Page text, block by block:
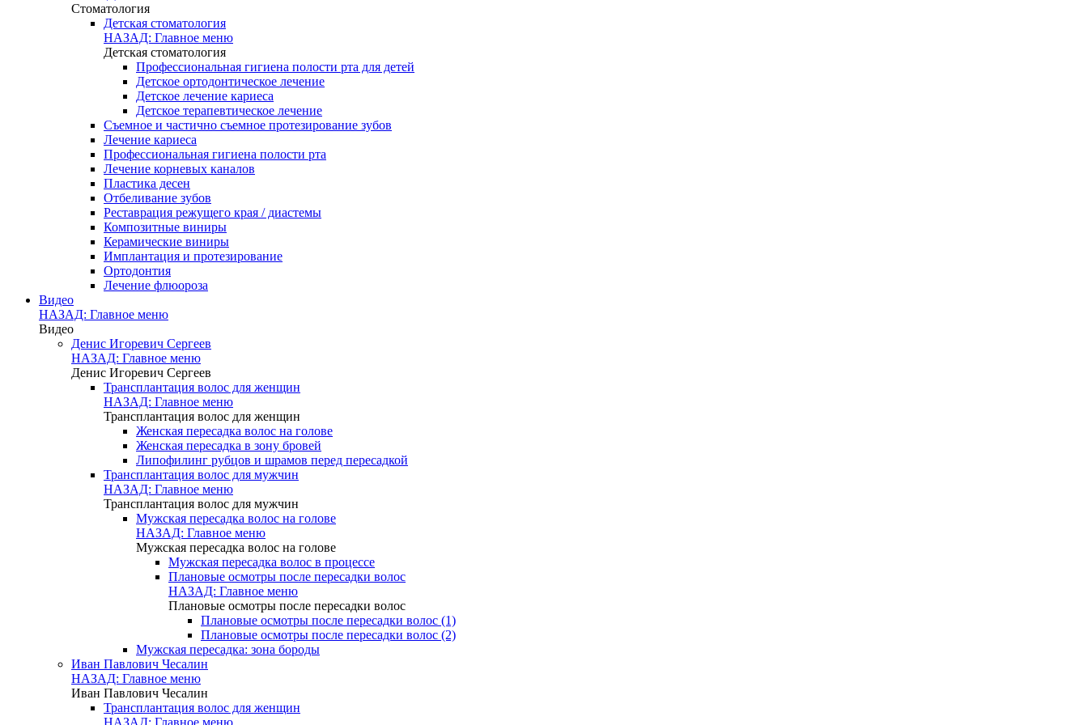
Стоматология
Детская стоматология
НАЗАД: Главное меню
Детская стоматология
Профессиональная гигиена полости рта для детей
Детское ортодонтическое лечение
Детское лечение кариеса
Детское терапевтическое лечение
Съемное и частично съемное протезирование зубов
Лечение кариеса
Профессиональная гигиена полости рта
Лечение корневых каналов
Пластика десен
Отбеливание зубов
Реставрация режущего края / диастемы
Композитные виниры
Керамические виниры
Имплантация и протезирование
Ортодонтия
Лечение флюороза
Видео
НАЗАД: Главное меню
Видео
Денис Игоревич Сергеев
НАЗАД: Главное меню
Денис Игоревич Сергеев
Трансплантация волос для женщин
НАЗАД: Главное меню
Трансплантация волос для женщин
Женская пересадка волос на голове
Женская пересадка в зону бровей
Липофилинг рубцов и шрамов перед пересадкой
Трансплантация волос для мужчин
НАЗАД: Главное меню
Трансплантация волос для мужчин
Мужская пересадка волос на голове
НАЗАД: Главное меню
Мужская пересадка волос на голове
Мужская пересадка волос в процессе
Плановые осмотры после пересадки волос
НАЗАД: Главное меню
Плановые осмотры после пересадки волос
Плановые осмотры после пересадки волос (1)
Плановые осмотры после пересадки волос (2)
Мужская пересадка: зона бороды
Иван Павлович Чесалин
НАЗАД: Главное меню
Иван Павлович Чесалин
Трансплантация волос для женщин
НАЗАД: Главное меню